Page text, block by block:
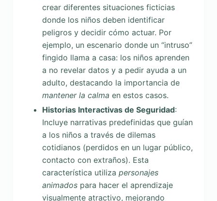
crear diferentes situaciones ficticias
donde los niños deben identificar
peligros y decidir cómo actuar. Por
ejemplo, un escenario donde un “intruso”
fingido llama a casa: los niños aprenden
a no revelar datos y a pedir ayuda a un
adulto, destacando la importancia de
mantener la calma en estos casos.
Historias Interactivas de Seguridad:
Incluye narrativas predefinidas que guían
a los niños a través de dilemas
cotidianos (perdidos en un lugar público,
contacto con extraños). Esta
característica utiliza personajes
animadospara hacer el aprendizaje
visualmente atractivo, mejorando